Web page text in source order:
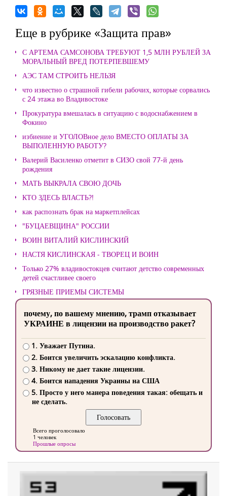
Еще в рубрике «Защита прав»
С АРТЕМА САМСОНОВА ТРЕБУЮТ 1,5 МЛН РУБЛЕЙ ЗА
МОРАЛЬНЫЙ ВРЕД ПОТЕРПЕВШЕМУ
АЭС ТАМ СТРОИТЬ НЕЛЬЗЯ
что известно о страшной гибели рабочих, которые сорвались
с 24 этажа во Владивостоке
Прокуратура вмешалась в ситуацию с водоснабжением в
Фокино
избиение и УГОЛОВное дело ВМЕСТО ОПЛАТЫ ЗА
ВЫПОЛЕННУЮ РАБОТУ?
Валерий Василенко отметит в СИЗО свой 77-й день
рождения
МАТЬ ВЫКРАЛА СВОЮ ДОЧЬ
КТО ЗДЕСЬ ВЛАСТЬ?!
как распознать брак на маркетплейсах
"БУЦАЕВЩИНА" РОССИИ
ВОИН ВИТАЛИЙ КИСЛИНСКИЙ
НАСТЯ КИСЛИНСКАЯ - ТВОРЕЦ И ВОИН
Только 27% владивостокцев считают детство современных
детей счастливее своего
ГРЯЗНЫЕ ПРИЕМЫ СИСТЕМЫ
почему, по вашему мнению, трамп отказывает
УКРАИНЕ в лицензии на производство ракет?
1. Уважает Путина.
2. Боится увеличить эскалацию конфликта.
3. Никому не дает такие лицензии.
4. Боится нападения Украины на США
5. Просто у него манера поведения такая: обещать и
не сделать.
Всего проголосовало
1 человек
Прошлые опросы